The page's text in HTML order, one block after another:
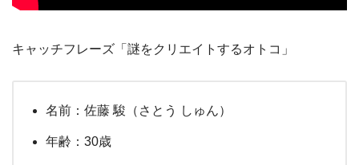
キャッチフレーズ「謎をクリエイトするオトコ」
名前：佐藤 駿（さとう しゅん）
年齢：30歳